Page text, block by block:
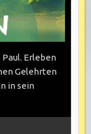
Erleben
Gelehrten
in sein